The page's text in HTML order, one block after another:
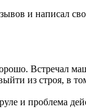
и написал
Встречал
из строя, в
и проблема